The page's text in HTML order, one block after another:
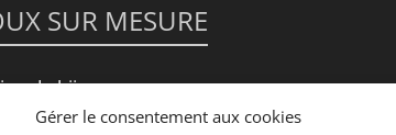
Gérer le consentement aux cookies
SUR MESURE
de bijou sur mesure